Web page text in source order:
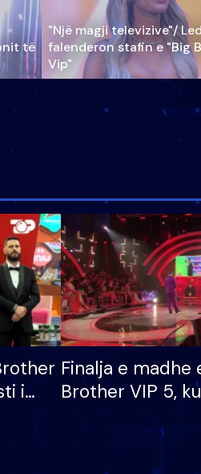
të
"Një magji televizive"/
falenderon stafin e "Big
Vip"
i
Finalja e madhe
Brother VIP 5,
banori i parë
dhe humb
të fituar çmimin